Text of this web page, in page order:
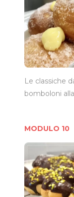
Le classiche
bomboloni
MODULO 10